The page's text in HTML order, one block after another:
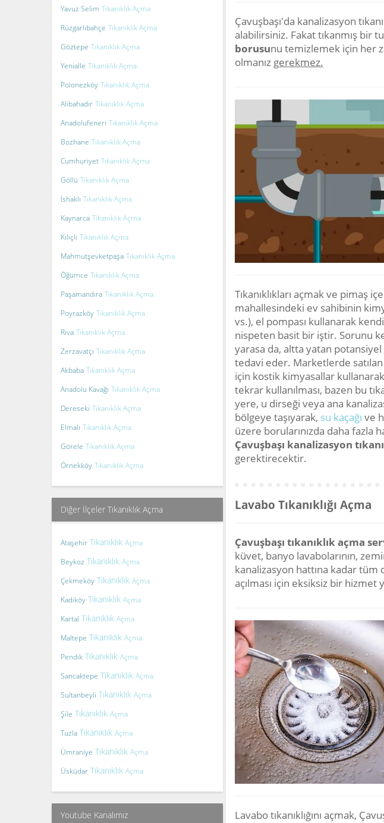
Çavuşbaşı'da kanalizasyon
alabilirsiniz. Fakat tıkanmış bir
borusunu temizlemek için her
olmanız gerekmez.
Tıkanıklıkları açmak ve pimaş
mahallesindeki ev sahibinin
vs.), el pompası kullanarak
nispeten basit bir iştir. Sorunu
yarasa da, altta yatan potansiyel
tedavi eder. Marketlerde satılan
için kostik kimyasallar
tekrar kullanılması, bazen bu
yere, u dirseği veya ana
bölgeye taşıyarak, su kaçağı ve
üzere borularınızda daha fazla
Çavuşbaşı kanalizasyon
gerektirecektir.
Lavabo Tıkanıklığı Açma
Çavuşbaşı tıkanıklık açma
küvet, banyo lavabolarının,
kanalizasyon hattına kadar tüm
açılması için eksiksiz bir hizmet
Lavabo tıkanıklığını açmak,
Yavuz Selim Tıkanıklık Açma
Rüzgarlıbahçe Tıkanıklık Açma
Göztepe Tıkanıklık Açma
Yenialle Tıkanıklık Açma
Polonezköy Tıkanıklık Açma
Alibahadır Tıkanıklık Açma
Anadolufeneri Tıkanıklık Açma
Bozhane Tıkanıklık Açma
Cumhuriyet Tıkanıklık Açma
Göllü Tıkanıklık Açma
İshaklı Tıkanıklık Açma
Kaynarca Tıkanıklık Açma
Kılıçlı Tıkanıklık Açma
Mahmutşevketpaşa Tıkanıklık Açma
Öğümce Tıkanıklık Açma
Paşamandıra Tıkanıklık Açma
Poyrazköy Tıkanıklık Açma
Riva Tıkanıklık Açma
Zerzavatçı Tıkanıklık Açma
Akbaba Tıkanıklık Açma
Anadolu Kavağı Tıkanıklık Açma
Dereseki Tıkanıklık Açma
Elmalı Tıkanıklık Açma
Görele Tıkanıklık Açma
Örnekköy Tıkanıklık Açma
Diğer İlçeler Tıkanıklık Açma
Ataşehir Tıkanıklık Açma
Beykoz Tıkanıklık Açma
Çekmeköy Tıkanıklık Açma
Kadıköy Tıkanıklık Açma
Kartal Tıkanıklık Açma
Maltepe Tıkanıklık Açma
Pendik Tıkanıklık Açma
Sancaktepe Tıkanıklık Açma
Sultanbeyli Tıkanıklık Açma
Şile Tıkanıklık Açma
Tuzla Tıkanıklık Açma
Ümraniye Tıkanıklık Açma
Üsküdar Tıkanıklık Açma
Youtube Kanalımız